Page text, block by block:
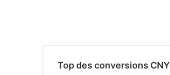
Top des conversions CNY